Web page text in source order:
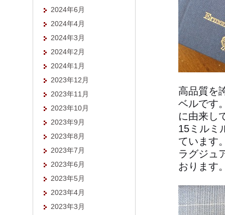
高品質を
ベルです
に由来し
15ミルミ
ています
ラグジュ
おります
2024年6月
2024年4月
2024年3月
2024年2月
2024年1月
2023年12月
2023年11月
2023年10月
2023年9月
2023年8月
2023年7月
2023年6月
2023年5月
2023年4月
2023年3月